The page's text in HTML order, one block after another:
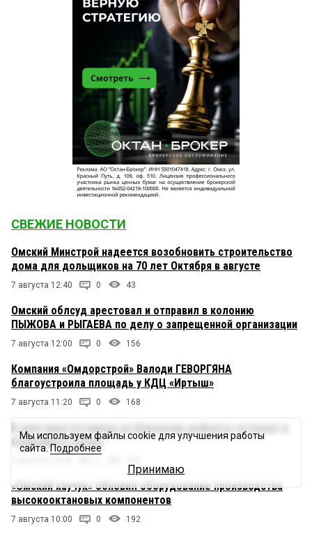
СВЕЖИЕ НОВОСТИ
Омский Минстрой надеется возобновить строительство
дома для дольщиков на 70 лет Октября в августе
7 августа 12:40 0 43
Омский облсуд арестовал и отправил в колонию
ПЫЖОВА и РЫГАЕВА по делу о запрещенной организации
7 августа 12:00 0 156
Компания «Омдорстрой» Валоди ГЕВОРГЯНА
благоустроила площадь у КДЦ «Иртыш»
7 августа 11:20 0 168
В двух многоэтажках на Шаронова дефекты устранят в
ближайшее время
«Омский каучук» обновил оборудование производства
высокооктановых компонентов
7 августа 10:00 0 192
Мы используем файлы cookie для улучшения работы
сайта.Подробнее
Принимаю